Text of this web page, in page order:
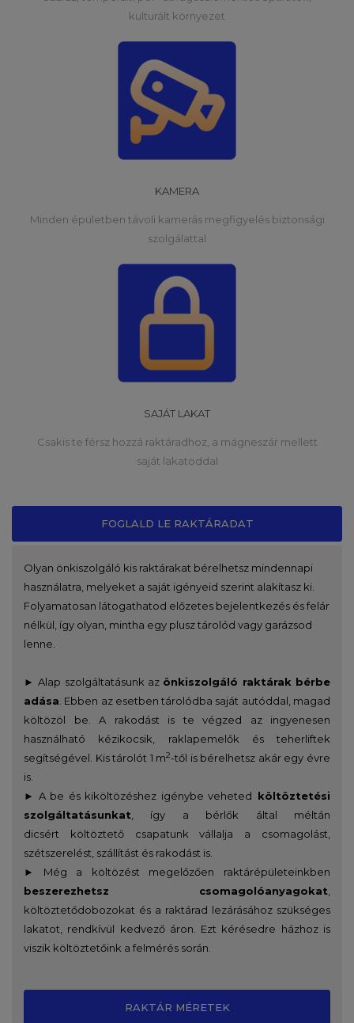
kulturált környezet
KAMERA
Minden épületben távoli kamerás megfigyelés biztonsági
szolgálattal
SAJÁT LAKAT
Csakis te férsz hozzá raktáradhoz, a mágneszár mellett
saját lakatoddal
FOGLALD LE RAKTÁRADAT
Olyan önkiszolgáló kis raktárakat bérelhetsz mindennapi
használatra, melyeket a saját igényeid szerint alakítasz ki.
Folyamatosan látogathatod előzetes bejelentkezés és felár
nélkül, így olyan, mintha egy plusz tárolód vagy garázsod
lenne.
►Alap szolgáltatásunk az önkiszolgáló raktárak bérbe
adása . Ebben az esetben tárolódba saját autóddal, magad
költözöl be. A rakodást is te végzed az ingyenesen
használható kézikocsik, raklapemelők és teherliftek
segítségével. Kis tárolót 1 m2-től is bérelhetsz akár egy évre
is.
► A be és kiköltözéshez igénybe veheted költöztetési
szolgáltatásunkat , így a bérlők által méltán
dicsért költöztető csapatunk vállalja a csomagolást,
szétszerelést, szállítást és rakodást is.
► Még a költözést megelőzően raktárépületeinkben
beszerezhetsz csomagolóanyagokat
költöztetődobozokat és a raktárad lezárásához szükséges
lakatot, rendkívül kedvező áron. Ezt kérésedre házhoz is
viszik költöztetőink a felmérés során.
RAKTÁR MÉRETEK